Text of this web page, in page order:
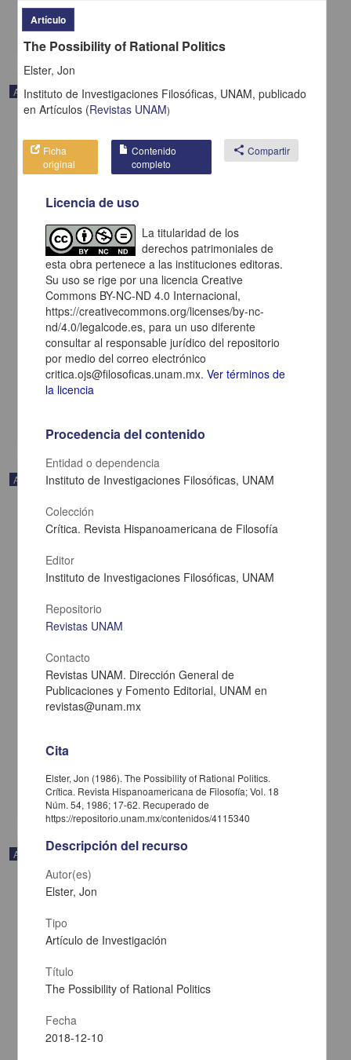
Artículo
Un primerísimo ensayo de análisis etimológico de toponimias y
otros vocablos nahuas, en 1520-1523
H. De León Portilla, Ascensión - Instituto de Investigaciones
Históricas, UNAM
2022-10-13
Artes y Humanidades
Artículo
Household and Family Structure in Early Colonial Tepetlaoztoc: An
2022-10-13
Artículo
Artículo
The Possibility of Rational Politics
Elster, Jon
Instituto de Investigaciones Filosóficas, UNAM, publicado
enArtículos (Revistas UNAM)
Ficha
original
Contenido
completo
share Compartir
Licencia de uso
La titularidad de los
derechos patrimoniales de
esta obra pertenece a las instituciones editoras.
Su uso se rige por una licencia Creative
Commons BY-NC-ND 4.0 Internacional,
https://creativecommons.org/licenses/by-nc-
nd/4.0/legalcode.es, para un uso diferente
consultar al responsable jurídico del repositorio
por medio del correo electrónico
critica.ojs@filosoficas.unam.mx.Ver términos de
la licencia
Procedencia del contenido
Entidad o dependencia
Instituto de Investigaciones Filosóficas, UNAM
Colección
Crítica. Revista Hispanoamericana de Filosofía
Editor
Instituto de Investigaciones Filosóficas, UNAM
Repositorio
Revistas UNAM
Contacto
Revistas UNAM. Dirección General de
Publicaciones y Fomento Editorial, UNAM en
revistas@unam.mx
Cita
Elster, Jon (1986). The Possibility of Rational Politics.
Crítica. Revista Hispanoamericana de Filosofía; Vol. 18
Núm. 54, 1986; 17-62. Recuperado de
https://repositorio.unam.mx/contenidos/4115340
Descripción del recurso
Autor(es)
Elster, Jon
Tipo
Artículo de Investigación
Título
The Possibility of Rational Politics
Fecha
2018-12-10